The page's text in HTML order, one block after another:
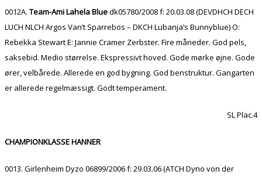
0012A. Team-Ami Lahela Bluedk05780/2008 f: 20.03.08 (DEVDHCH DECH
LUCH NLCH Argos Van’t Sparrebos – DKCH Lubanja’s Bunnyblue) O:
Rebekka Stewart E: Jannie Cramer Zerbster. Fire måneder. God pels,
saksebid. Medio størrelse. Ekspressivt hoved. Gode mørke øjne. Gode
ører, velbårede. Allerede en god bygning. God benstruktur. Gangarten
er allerede regelmæssigt. Godt temperament.
SL Plac.4
CHAMPIONKLASSE HANNER
0013. Girlenheim Dyzo 06899/2006 f: 29.03.06 (ATCH Dyno von der